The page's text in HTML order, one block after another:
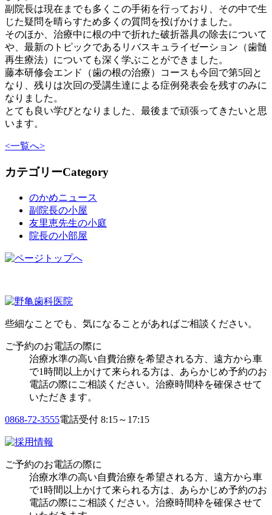
副院長は現在までも多くこの手術を行っており、その中で生
じた疑問を晴らすため多くの質問を投げかけました。
そのほか、治療中に根の中で折れた破折器具の除去について
や、最新のトピックであるリバスキュライゼーション（歯髄
再生療法）についても深く学ぶことができました。
藤本研修会エンド（歯の根の治療）コースも今回で第5回と
なり、残りは次回の受講生達による症例発表会を残すのみに
なりました。
とても良い学びとなりました、最後まで頑張ってきたいと思
います。
<一覧へ>
カテゴリーCategory
のかめニュース
副院長の小屋
友里恵先生の小庭
院長の小部屋
些細なことでも、気になることがあればご相談ください。
ご予約のお電話の際に
治療水準の高い自費治療を希望される方、遠方から車
で1時間以上かけて来られる方は、あらかじめ予約のお
電話の際にご相談ください。治療時間枠を確保させて
いただきます。
0868-72-3555電話受付 8:15～17:15
ご予約のお電話の際に
治療水準の高い自費治療を希望される方、遠方から車
で1時間以上かけて来られる方は、あらかじめ予約のお
電話の際にご相談ください。治療時間枠を確保させて